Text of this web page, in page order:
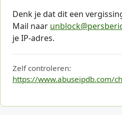
Denk je dat dit een
Mail naar
je IP-adres.
Zelf controleren:
https://www.abuseipdb.com/